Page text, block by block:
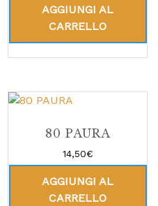
AGGIUNGI AL
CARRELLO
80 PAURA
14,50€
AGGIUNGI AL
CARRELLO